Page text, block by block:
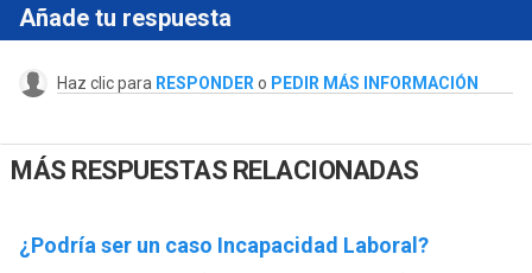
Añade tu respuesta
Haz clic para RESPONDER o PEDIR MÁS INFORMACIÓN
MÁS RESPUESTAS RELACIONADAS
¿Podría ser un caso Incapacidad Laboral?